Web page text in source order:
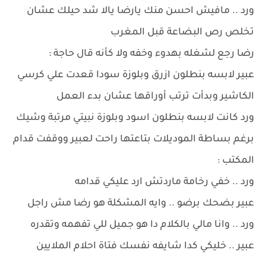
ورد .. مافيش احسن منك يارضا يالا شد حيلك عشان
تخلص رص البضاعة قبل المغرب
رضا رجع لشغله بهدوء وخفه ولا كأنه قال حاجة :
عبير لابسه بنطلون ازرق وبلوزة سودا قعدت علي كرسي
الكاشير وبدأت ترتب أوراقها عشان بدء العمل
ورد كانت لابسه بنطلون اسود وبلوزة نبيتي مرتبة وشيك
برغم بساطة الموديلات بتاعتها راحت لعبير ووقفت قدام
المكتب :
ورد .. خفي رخامة ماردتش ارد عليكي قدامه
عبير بضحك برضو .. وايه المشكلة هو رضا مش راجل
ورد .. وانا مالي بالكلام دا هو جميل للي تفهمه وتقدره
عبير .. خليكي كدا شايفه نفسك فتاة احلام الملايين